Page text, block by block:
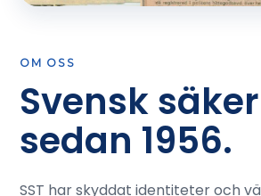
OM OSS
Svensk
sedan 1956.
SST har skyddat identiteter och